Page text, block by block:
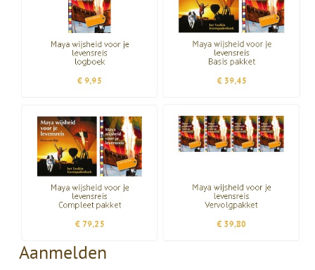
Aanmelden